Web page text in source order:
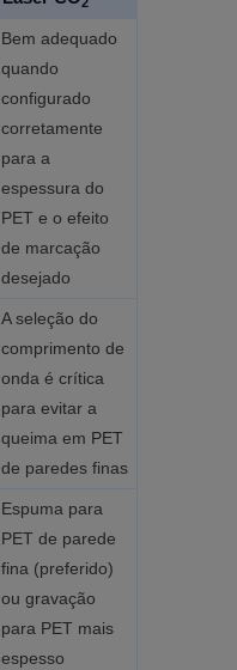
Bem adequado
quando
configurado
corretamente
para a
espessura do
PET e o efeito
de marcação
desejado
A seleção do
comprimento de
onda é crítica
para evitar a
queima em PET
de paredes finas
Espuma para
PET de parede
fina (preferido)
ou gravação
para PET mais
espesso